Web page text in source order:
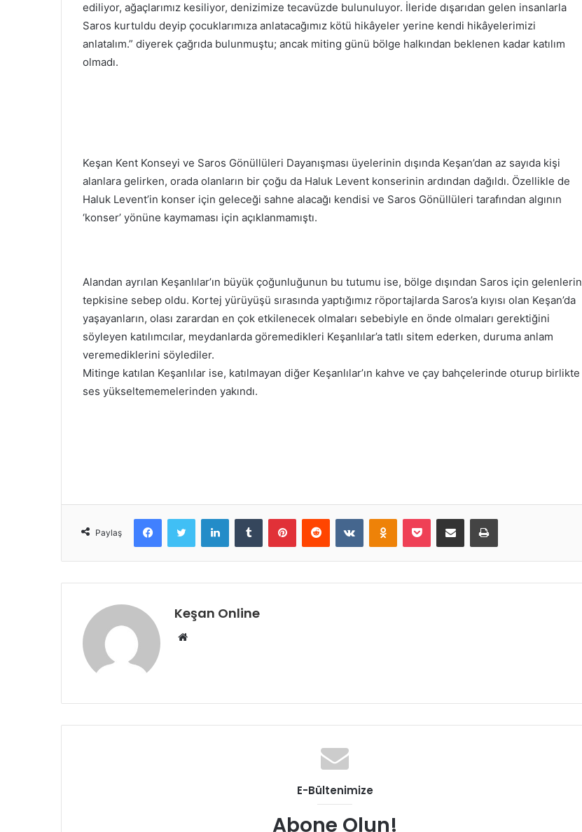
ediliyor, ağaçlarımız kesiliyor, denizimize tecavüzde bulunuluyor. İleride dışarıdan gelen insanlarla
Saros kurtuldu deyip çocuklarımıza anlatacağımız kötü hikâyeler yerine kendi hikâyelerimizi
anlatalım.” diyerek çağrıda bulunmuştu; ancak miting günü bölge halkından beklenen kadar katılım
olmadı.
Keşan Kent Konseyi ve Saros Gönüllüleri Dayanışması üyelerinin dışında Keşan’dan az sayıda kişi
alanlara gelirken, orada olanların bir çoğu da Haluk Levent konserinin ardından dağıldı. Özellikle de
Haluk Levent’in konser için geleceği sahne alacağı kendisi ve Saros Gönüllüleri tarafından algının
‘konser’ yönüne kaymaması için açıklanmamıştı.
Alandan ayrılan Keşanlılar’ın büyük çoğunluğunun bu tutumu ise, bölge dışından Saros için gelenlerin
tepkisine sebep oldu. Kortej yürüyüşü sırasında yaptığımız röportajlarda Saros’a kıyısı olan Keşan’da
yaşayanların, olası zarardan en çok etkilenecek olmaları sebebiyle en önde olmaları gerektiğini
söyleyen katılımcılar, meydanlarda göremedikleri Keşanlılar’a tatlı sitem ederken, duruma anlam
veremediklerini söylediler.
Mitinge katılan Keşanlılar ise, katılmayan diğer Keşanlılar’ın kahve ve çay bahçelerinde oturup birlikte
ses yükseltememelerinden yakındı.
Paylaş
FacebookTwitter LinkedInTumblr PinterestReddit VKontakteOdnoklassniki
Pocket E-Posta ile paylaş Yazdır
Keşan Online
Web
E-Bültenimize
Abone Olun!